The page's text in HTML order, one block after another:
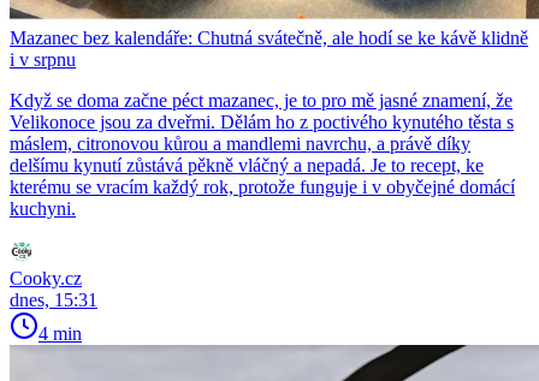
Mazanec bez kalendáře: Chutná svátečně, ale hodí se ke kávě klidně
i v srpnu
Když se doma začne péct mazanec, je to pro mě jasné znamení, že
Velikonoce jsou za dveřmi. Dělám ho z poctivého kynutého těsta s
máslem, citronovou kůrou a mandlemi navrchu, a právě díky
delšímu kynutí zůstává pěkně vláčný a nepadá. Je to recept, ke
kterému se vracím každý rok, protože funguje i v obyčejné domácí
kuchyni.
Cooky.cz
dnes, 15:31
4 min